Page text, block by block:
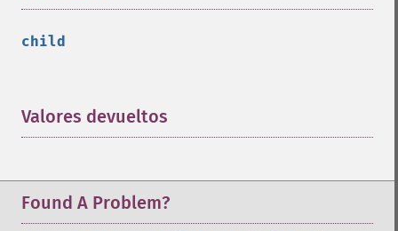
child
Valores devueltos
Found A Problem?